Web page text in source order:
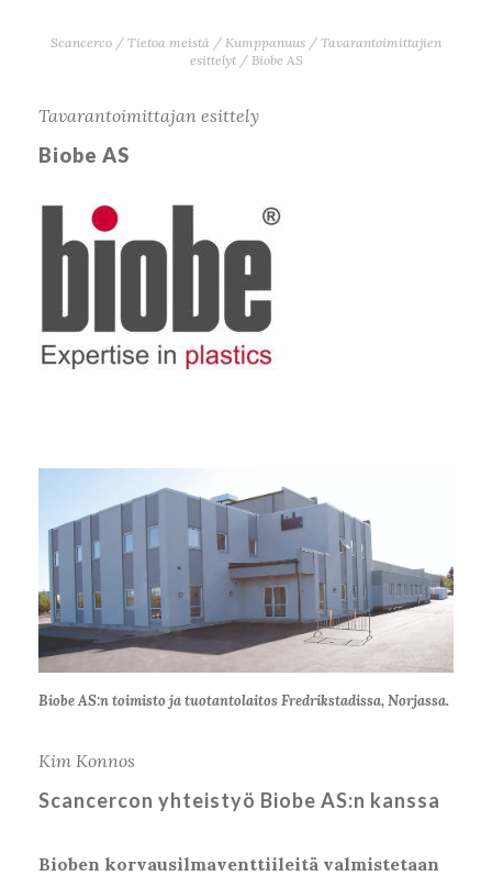
Scancerco / Tietoa meistä / Kumppanuus / Tavarantoimittajien
esittelyt/ Biobe AS
Tavarantoimittajan esittely
Biobe AS
Biobe AS:n toimisto ja tuotantolaitos Fredrikstadissa, Norjassa.
Kim Konnos
Scancercon yhteistyö Biobe AS:n kanssa
Bioben korvaus­ilmaventtiileitä valmistetaan